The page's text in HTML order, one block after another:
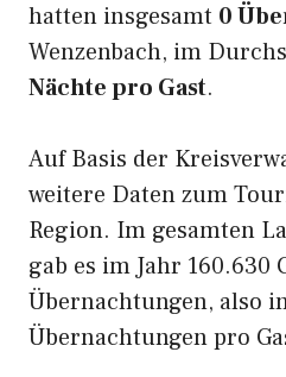
hatten insgesamt 0
Wenzenbach, im
Nächte pro Gast.
Auf Basis der
weitere Daten zum
Region. Im gesamten
gab es im Jahr 160.630
Übernachtungen, also
Übernachtungen pro